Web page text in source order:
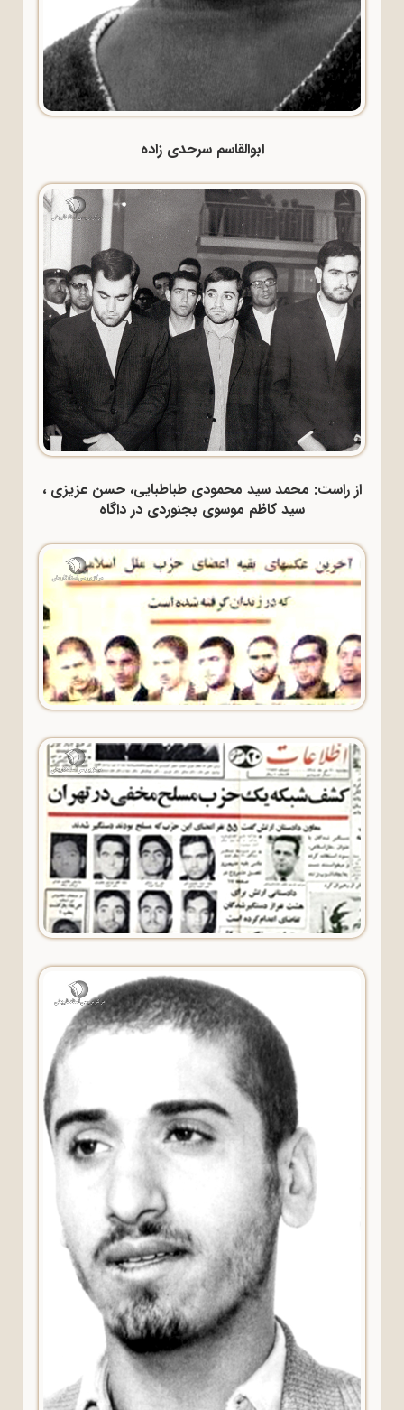
ابوالقاسم سرحدی زاده
از راست: محمد سید محمودی طباطبایی، حسن عزیزی ،
سید کاظم موسوی بجنوردی در داگاه